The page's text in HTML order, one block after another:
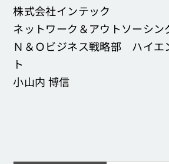
株式会社インテック
ネットワーク＆アウトソーシン
Ｎ＆Ｏビジネス戦略部 ハイエ
ト
小山内 博信